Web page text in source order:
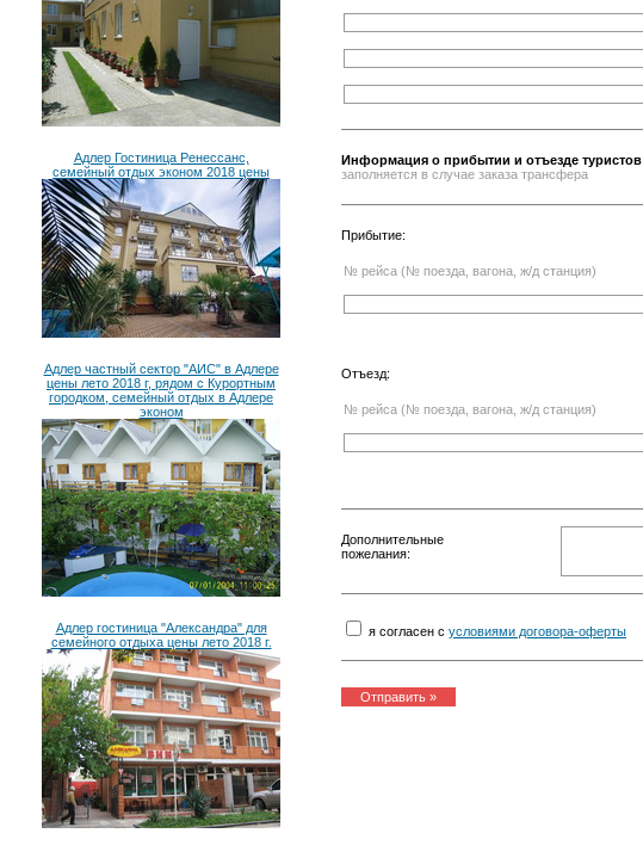
Адлер Гостиница Ренессанс,
семейный отдых эконом 2018 цены
Адлер частный сектор "АИС" в Адлере
цены лето 2018 г, рядом с Курортным
городком, семейный отдых в Адлере
эконом
Адлер гостиница "Александра" для
семейного отдыха цены лето 2018 г.
Информация о прибытии и отъезде туристов
заполняется в случае заказа трансфера
Прибытие:
№ рейса (№ поезда, вагона, ж/д станция)
Отъезд:
№ рейса (№ поезда, вагона, ж/д станция)
Дополнительные
пожелания:
я согласен с условиями договора-оферты